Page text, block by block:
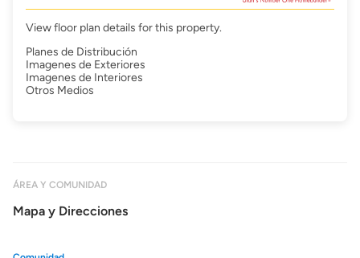
View floor plan details for this property.
Planes de Distribución
Imagenes de Exteriores
Imagenes de Interiores
Otros Medios
ÁREA Y COMUNIDAD
Mapa y Direcciones